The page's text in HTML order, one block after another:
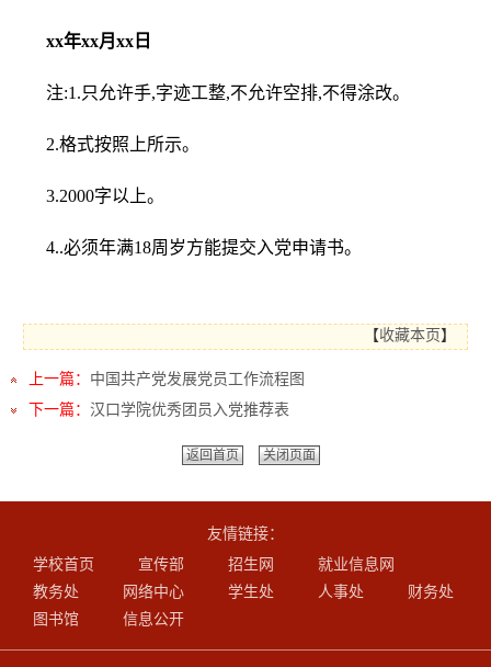
xx年xx月xx 日
注:1.只允许手,字迹工整,不允许空排,不得涂改。
2.格式按照上所示。
3.2000字以上。
4..必须年满18周岁方能提交入党申请书。
【收藏本页】
上一篇： 中国共产党发展党员工作流程图
下一篇： 汉口学院优秀团员入党推荐表
返回首页 关闭页面
友情链接：
学校首页
宣传部 招生网
就业信息网
教务处
网络中心 学生处 人事处
财务处
图书馆
信息公开